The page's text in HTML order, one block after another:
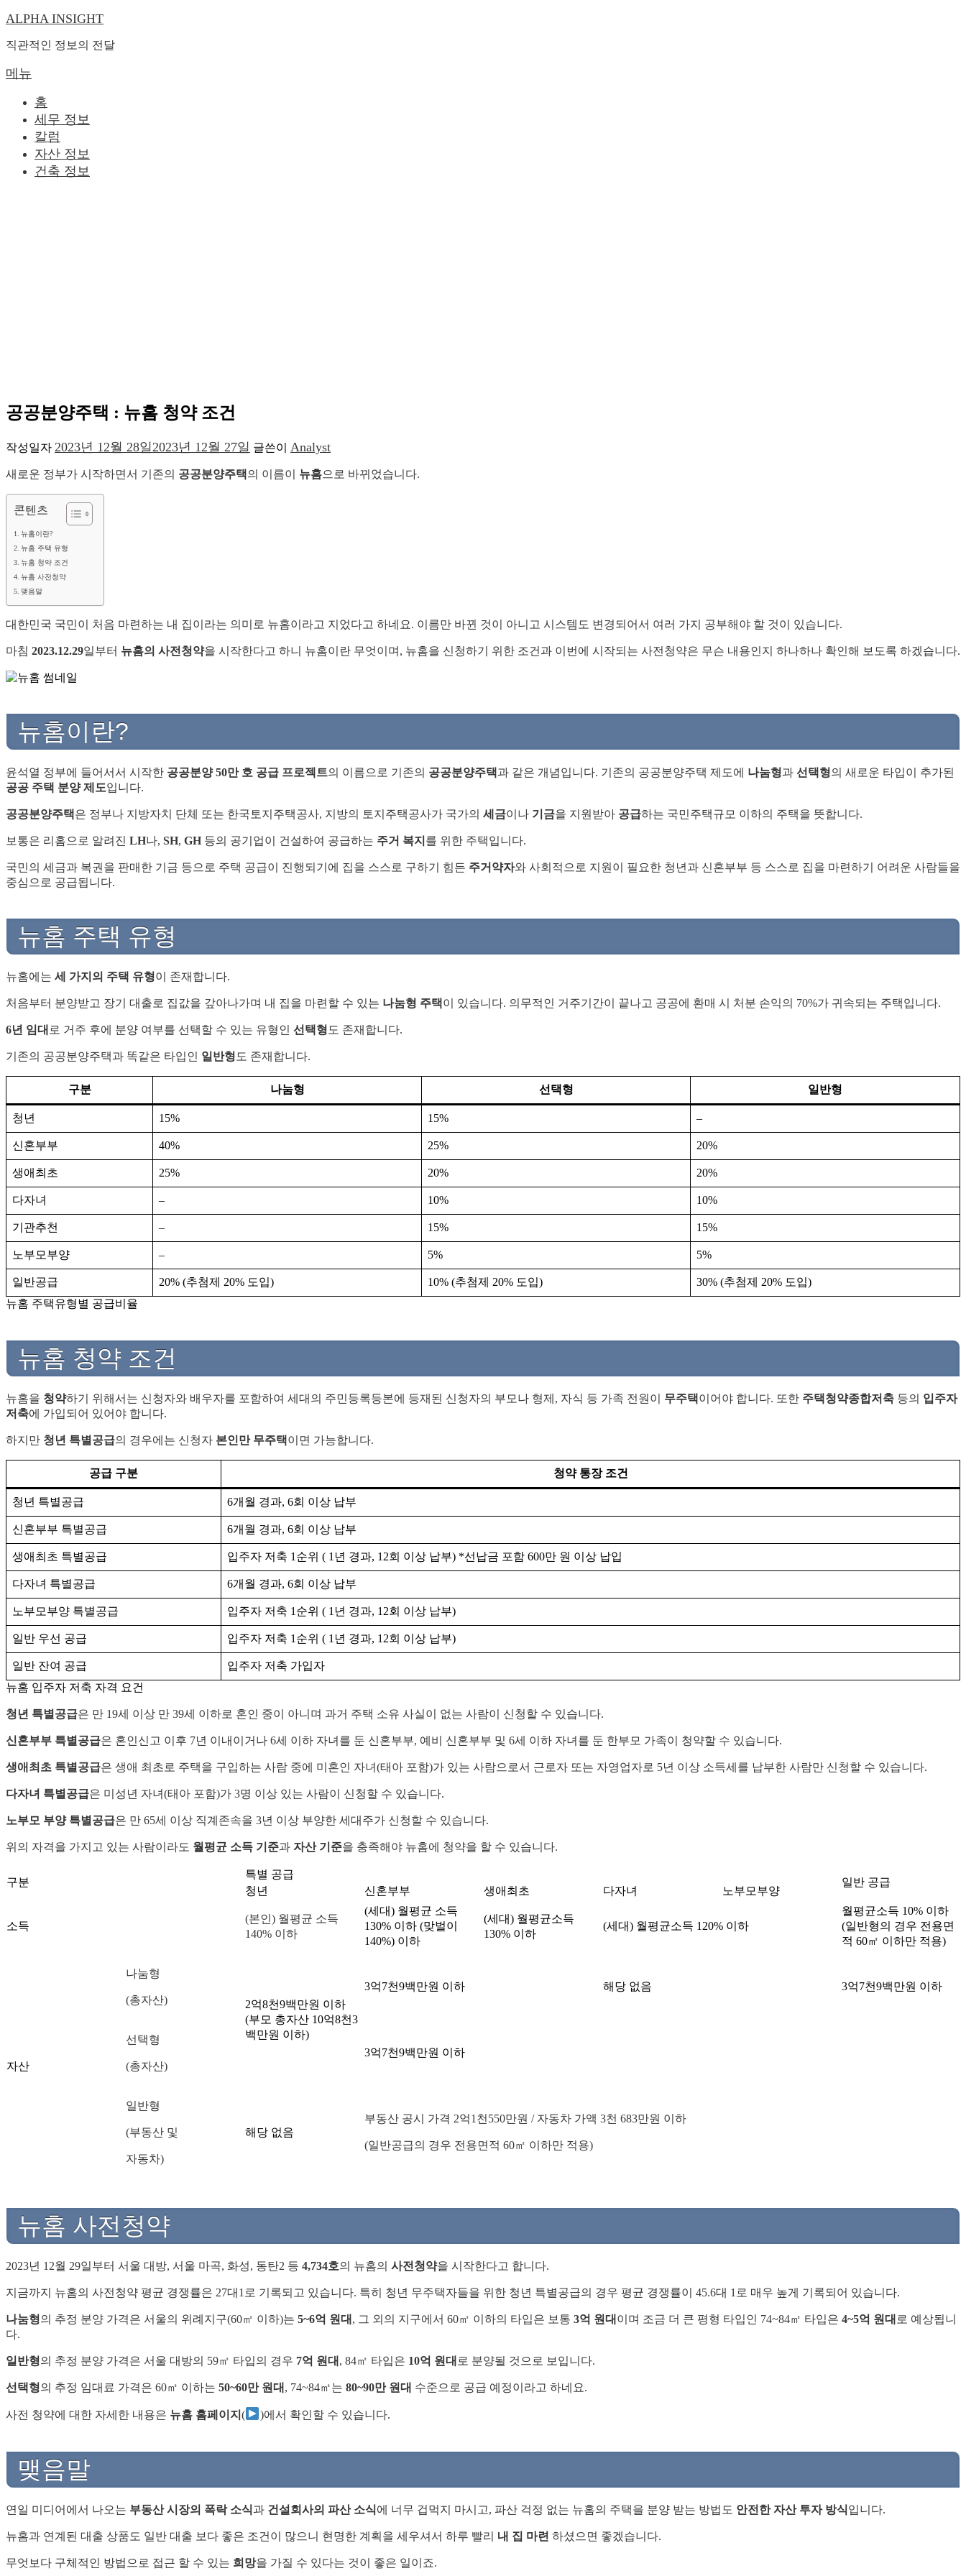
내
용
으
로
ALPHA INSIGHT
직관적인 정보의 전달
메뉴
홈
세무 정보
칼럼
자산 정보
건축 정보
공공분양주택 : 뉴홈 청약 조건
작성일자 2023년 12월 28일 2023년 12월 27일 글쓴이 Analyst
새로운 정부가 시작하면서 기존의 공공분양주택의 이름이 뉴홈으로 바뀌었습니다.
콘텐츠
뉴홈이란?
뉴홈 주택 유형
뉴홈 청약 조건
뉴홈 사전청약
맺음말
대한민국 국민이 처음 마련하는 내 집이라는 의미로 뉴홈이라고 지었다고 하네요. 이름만 바뀐 것이 아니고 시스템도 변경되어서 여러 가지 공부해야 할 것이 있습니다.
마침 2023.12.29일부터 뉴홈의 사전청약을 시작한다고 하니 뉴홈이란 무엇이며, 뉴홈을 신청하기 위한 조건과 이번에 시작되는 사전청약은 무슨 내용인지 하나하나 확인해 보도록 하겠습니다.
뉴홈이란?
윤석열 정부에 들어서서 시작한 공공분양 50만 호 공급 프로젝트의 이름으로 기존의 공공분양주택과 같은 개념입니다. 기존의 공공분양주택 제도에 나눔형과 선택형의 새로운 타입이 추가된
공공 주택 분양 제도입니다.
공공분양주택은 정부나 지방자치 단체 또는 한국토지주택공사, 지방의 토지주택공사가 국가의 세금이나 기금을 지원받아 공급하는 국민주택규모 이하의 주택을 뜻합니다.
보통은 리홈으로 알려진 LH나, SH, GH 등의 공기업이 건설하여 공급하는 주거 복지 를 위한 주택입니다.
국민의 세금과 복권을 판매한 기금 등으로 주택 공급이 진행되기에 집을 스스로 구하기 힘든 주거약자와 사회적으로 지원이 필요한 청년과 신혼부부 등 스스로 집을 마련하기 어려운 사람들을
중심으로 공급됩니다.
뉴홈 주택 유형
뉴홈에는 세 가지의 주택 유형이 존재합니다.
처음부터 분양받고 장기 대출로 집값을 갚아나가며 내 집을 마련할 수 있는 나눔형 주택이 있습니다. 의무적인 거주기간이 끝나고 공공에 환매 시 처분 손익의 70%가 귀속되는 주택입니다.
6년 임대 로 거주 후에 분양 여부를 선택할 수 있는 유형인 선택형 도 존재합니다.
기존의 공공분양주택과 똑같은 타입인 일반형 도 존재합니다.
구분 나눔형 선택형 일반형
청년 15% 15% –
신혼부부 40% 25% 20%
생애최초 25% 20% 20%
다자녀 – 10% 10%
기관추천 – 15% 15%
노부모부양 – 5% 5%
일반공급 20% (추첨제 20% 도입) 10% (추첨제 20% 도입)
30% (추첨제 20% 도입)
뉴홈 주택유형별 공급비율
뉴홈 청약 조건
뉴홈을 청약하기 위해서는 신청자와 배우자를 포함하여 세대의 주민등록등본에 등재된 신청자의 부모나 형제, 자식 등 가족 전원이 무주택이어야 합니다. 또한 주택청약종합저축 등의 입주자
저축에 가입되어 있어야 합니다.
하지만 청년 특별공급의 경우에는 신청자 본인만 무주택이면 가능합니다.
공급 구분 청약 통장 조건
청년 특별공급 6개월 경과, 6회 이상 납부
신혼부부 특별공급 6개월 경과, 6회 이상 납부
생애최초 특별공급 입주자 저축 1순위 ( 1년 경과, 12회 이상 납부) *선납금 포함 600만 원 이상 납입
다자녀 특별공급 6개월 경과, 6회 이상 납부
노부모부양 특별공급 입주자 저축 1순위 ( 1년 경과, 12회 이상 납부)
일반 우선 공급 입주자 저축 1순위 ( 1년 경과, 12회 이상 납부)
일반 잔여 공급
입주자 저축 가입자
뉴홈 입주자 저축 자격 요건
청년 특별공급은 만 19세 이상 만 39세 이하로 혼인 중이 아니며 과거 주택 소유 사실이 없는 사람이 신청할 수 있습니다.
신혼부부 특별공급은 혼인신고 이후 7년 이내이거나 6세 이하 자녀를 둔 신혼부부, 예비 신혼부부 및 6세 이하 자녀를 둔 한부모 가족이 청약할 수 있습니다.
생애최초 특별공급은 생애 최초로 주택을 구입하는 사람 중에 미혼인 자녀(태아 포함)가 있는 사람으로서 근로자 또는 자영업자로 5년 이상 소득세를 납부한 사람만 신청할 수 있습니다.
다자녀 특별공급은 미성년 자녀(태아 포함)가 3명 이상 있는 사람이 신청할 수 있습니다.
노부모 부양 특별공급은 만 65세 이상 직계존속을 3년 이상 부양한 세대주가 신청할 수 있습니다.
위의 자격을 가지고 있는 사람이라도 월평균 소득 기준과 자산 기준을 충족해야 뉴홈에 청약을 할 수 있습니다.
구분
특별 공급
일반 공급
청년 신혼부부 생애최초 다자녀 노부모부양
소득
(본인) 월평균 소득
140% 이하
(세대) 월평균 소득
130% 이하 (맞벌이
140%) 이하
(세대) 월평균소득
130% 이하
(세대) 월평균소득 120% 이하
월평균소득 10% 이하
(일반형의 경우 전용면
적 60㎡ 이하만 적용)
자산
나눔형
(총자산)
2억8천9백만원 이하
(부모 총자산 10억8천3
백만원 이하)
3억7천9백만원 이하 해당 없음 3억7천9백만원 이하
선택형
(총자산)
3억7천9백만원 이하
일반형
(부동산 및
자동차)
해당 없음
부동산 공시 가격 2억1천550만원 / 자동차 가액 3천 683만원 이하
(일반공급의 경우 전용면적 60㎡ 이하만 적용)
뉴홈 사전청약
2023년 12월 29일부터 서울 대방, 서울 마곡, 화성, 동탄2 등 4,734호의 뉴홈의 사전청약을 시작한다고 합니다.
지금까지 뉴홈의 사전청약 평균 경쟁률은 27대1로 기록되고 있습니다. 특히 청년 무주택자들을 위한 청년 특별공급의 경우 평균 경쟁률이 45.6대 1로 매우 높게 기록되어 있습니다.
나눔형의 추정 분양 가격은 서울의 위례지구(60㎡ 이하)는 5~6억 원대 , 그 외의 지구에서 60㎡ 이하의 타입은 보통 3억 원대 이며 조금 더 큰 평형 타입인 74~84㎡ 타입은 4~5억 원대 로 예상됩니
다.
일반형의 추정 분양 가격은 서울 대방의 59㎡ 타입의 경우 7억 원대 , 84㎡ 타입은 10억 원대 로 분양될 것으로 보입니다.
선택형의 추정 임대료 가격은 60㎡ 이하는 50~60만 원대 , 74~84㎡는 80~90만 원대 수준으로 공급 예정이라고 하네요.
사전 청약에 대한 자세한 내용은 뉴홈 홈페이지 ( )에서 확인할 수 있습니다.
맺음말
연일 미디어에서 나오는 부동산 시장의 폭락 소식과 건설회사의 파산 소식에 너무 겁먹지 마시고, 파산 걱정 없는 뉴홈의 주택을 분양 받는 방법도 안전한 자산 투자 방식입니다.
뉴홈과 연계된 대출 상품도 일반 대출 보다 좋은 조건이 많으니 현명한 계획을 세우셔서 하루 빨리 내 집 마련 하셨으면 좋겠습니다.
무엇보다 구체적인 방법으로 접근 할 수 있는 희망을 가질 수 있다는 것이 좋은 일이죠.